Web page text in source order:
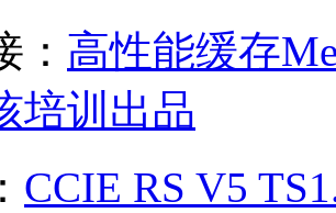
高性能缓存
培训出品
CCIE RS V5